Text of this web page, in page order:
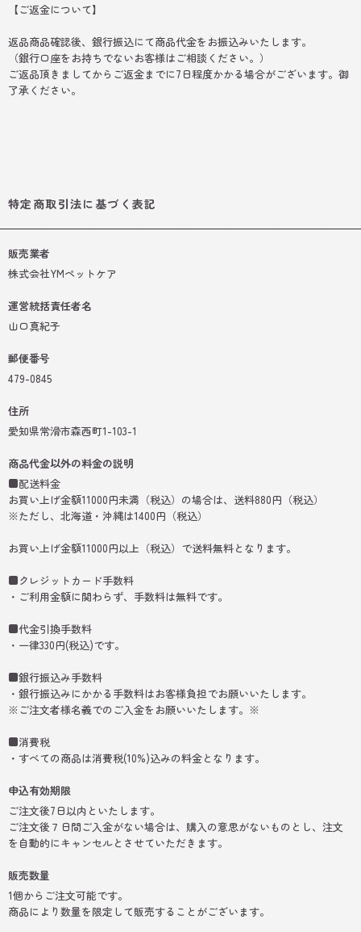
【ご返金について】
返品商品確認後、銀行振込にて商品代金をお振込みいたします。
（銀行口座をお持ちでないお客様はご相談ください。）
ご返品頂きましてからご返金までに7日程度かかる場合がございます。御
了承ください。
特定商取引法に基づく表記
販売業者
株式会社YMペットケア
運営統括責任者名
山口真紀子
郵便番号
479-0845
住所
愛知県常滑市森西町1-103-1
商品代金以外の料金の説明
■配送料金
お買い上げ金額11000円未満（税込）の場合は、送料880円（税込）
※ただし、北海道・沖縄は1400円（税込）
お買い上げ金額11000円以上（税込）で送料無料となります。
■クレジットカード手数料
・ご利用金額に関わらず、手数料は無料です。
■代金引換手数料
・一律330円(税込)です。
■銀行振込み手数料
・銀行振込みにかかる手数料はお客様負担でお願いいたします。
※ご注文者様名義でのご入金をお願いいたします。※
■消費税
・すべての商品は消費税(10%)込みの料金となります。
申込有効期限
ご注文後7日以内といたします。
ご注文後７日間ご入金がない場合は、購入の意思がないものとし、注文
を自動的にキャンセルとさせていただきます。
販売数量
1個からご注文可能です。
商品により数量を限定して販売することがございます。